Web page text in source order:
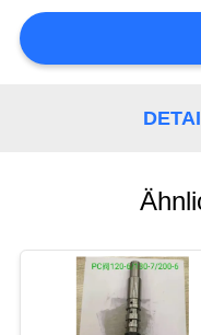
FORDERN
PRIVACY
POLICY